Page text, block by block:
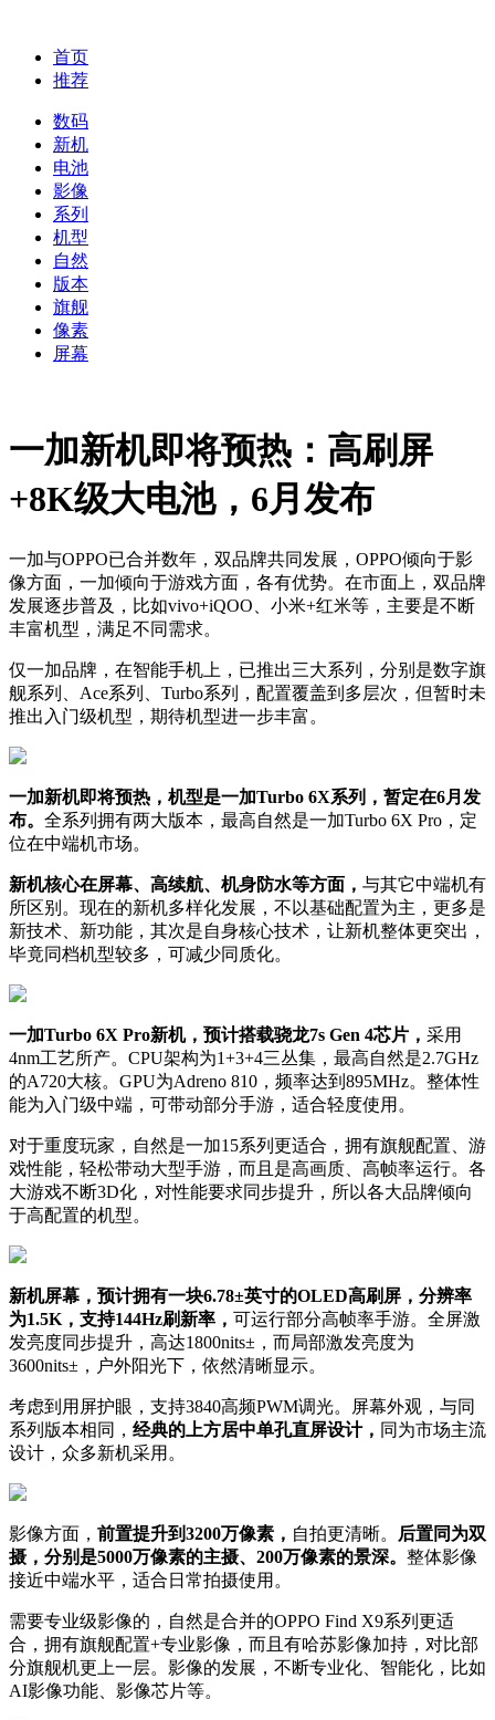
首页
推荐
数码
新机
电池
影像
系列
机型
自然
版本
旗舰
像素
屏幕
一加新机即将预热：高刷屏
+8K级大电池，6月发布
一加与OPPO已合并数年，双品牌共同发展，OPPO倾向于影
像方面，一加倾向于游戏方面，各有优势。在市面上，双品牌
发展逐步普及，比如vivo+iQOO、小米+红米等，主要是不断
丰富机型，满足不同需求。
仅一加品牌，在智能手机上，已推出三大系列，分别是数字旗
舰系列、Ace系列、Turbo系列，配置覆盖到多层次，但暂时未
推出入门级机型，期待机型进一步丰富。
一加新机即将预热，机型是一加Turbo 6X系列，暂定在6月发
布。 全系列拥有两大版本，最高自然是一加Turbo 6X Pro，定
位在中端机市场。
新机核心在屏幕、高续航、机身防水等方面， 与其它中端机有
所区别。现在的新机多样化发展，不以基础配置为主，更多是
新技术、新功能，其次是自身核心技术，让新机整体更突出，
毕竟同档机型较多，可减少同质化。
一加Turbo 6X Pro新机，预计搭载骁龙7s Gen 4芯片， 采用
4nm工艺所产。CPU架构为1+3+4三丛集，最高自然是2.7GHz
的A720大核。GPU为Adreno 810，频率达到895MHz。整体性
能为入门级中端，可带动部分手游，适合轻度使用。
对于重度玩家，自然是一加15系列更适合，拥有旗舰配置、游
戏性能，轻松带动大型手游，而且是高画质、高帧率运行。各
大游戏不断3D化，对性能要求同步提升，所以各大品牌倾向
于高配置的机型。
新机屏幕，预计拥有一块6.78±英寸的OLED高刷屏，分辨率
为1.5K，支持144Hz刷新率， 可运行部分高帧率手游。全屏激
发亮度同步提升，高达1800nits±，而局部激发亮度为
3600nits±，户外阳光下，依然清晰显示。
考虑到用屏护眼，支持3840高频PWM调光。屏幕外观，与同
系列版本相同， 经典的上方居中单孔直屏设计， 同为市场主流
设计，众多新机采用。
影像方面， 前置提升到3200万像素， 自拍更清晰。
后置同为双
摄，分别是5000万像素的主摄、200万像素的景深。 整体影像
接近中端水平，适合日常拍摄使用。
需要专业级影像的，自然是合并的OPPO Find X9系列更适
合，拥有旗舰配置+专业影像，而且有哈苏影像加持，对比部
分旗舰机更上一层。影像的发展，不断专业化、智能化，比如
AI影像功能、影像芯片等。